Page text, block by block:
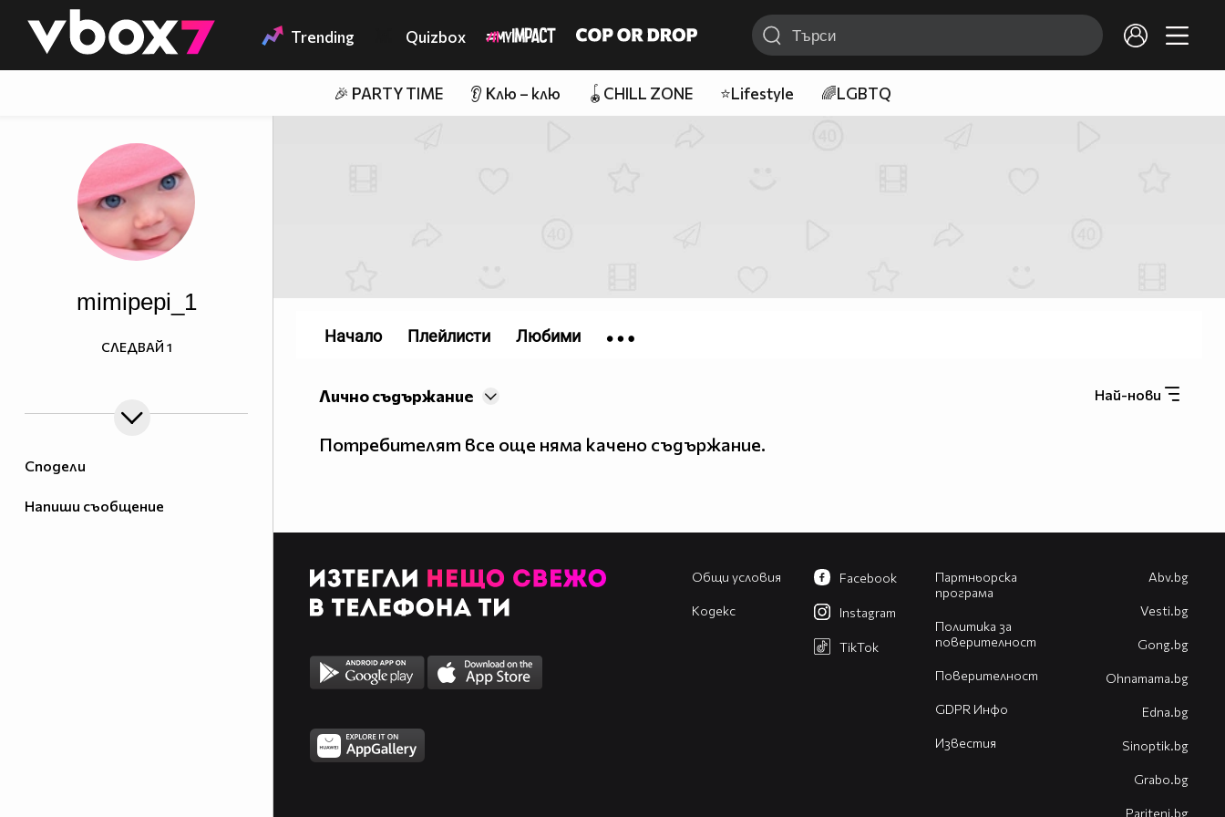
👾 Trending Quizbox
🎉 PARTY TIME 👂 Клю – клю 🪀CHILL ZONE ⭐Lifestyle 🌈LGBTQ
Сподели
Напиши съобщение
mimipepi_1
СЛЕДВАЙ 1
Най-нови
Лично съдържание
Потребителят все още няма качено съдържание.
Начало Плейлисти Любими
Общи условия
Кодекс
Партньорска
програма
Политика за
поверителност
Поверителност
GDPR Инфо
Известия
Facebook
Instagram
TikTok
Abv.bg
Vesti.bg
Gong.bg
Оhnamama.bg
Edna.bg
Sinoptik.bg
Grabo.bg
Pariteni.bg